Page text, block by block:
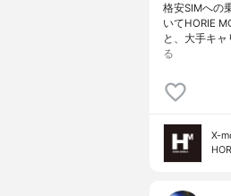
格安SIMへの
いてHORIE
と、大手キ
る
X-